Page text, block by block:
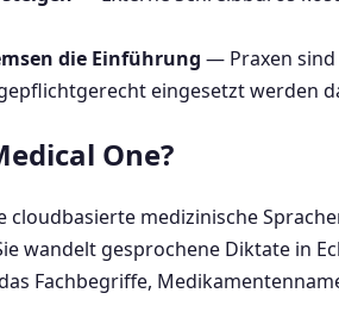
die Einführung — Praxen sind
eingesetzt werden
One?
cloudbasierte medizinische
wandelt gesprochene Diktate in
Fachbegriffe,